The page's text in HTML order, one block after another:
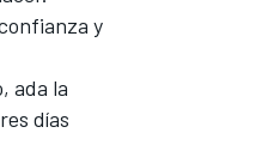
y
ada la
días